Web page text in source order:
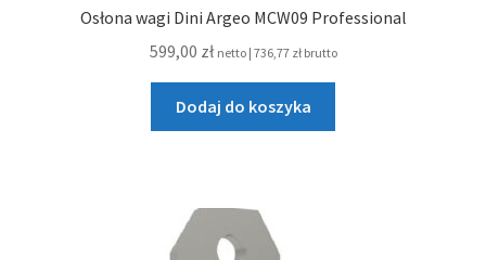
Osłona wagi Dini Argeo MCW09 Professional
599,00 zł netto | 736,77 złbrutto
Dodaj do koszyka